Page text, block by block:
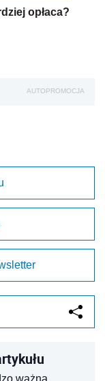
opłaca?
AUTOPROMOCJA